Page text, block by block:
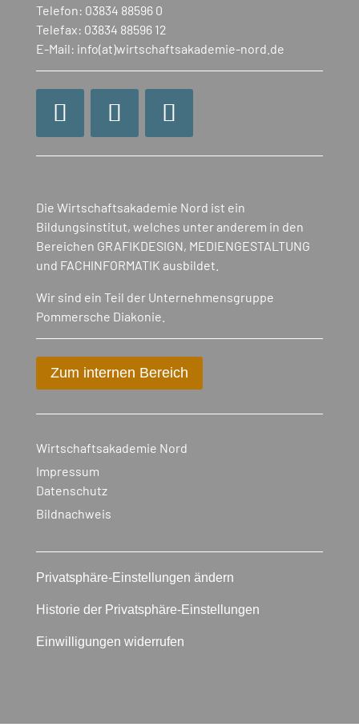
Telefon: 03834 88596 0
Telefax: 03834 88596 12
E-Mail: info(at)wirtschaftsakademie-nord.de
Die Wirtschaftsakademie Nord ist ein
Bildungsinstitut, welches unter anderem in den
Bereichen GRAFIKDESIGN, MEDIENGESTALTUNG
und FACHINFORMATIK ausbildet.
Wir sind ein Teil der Unternehmensgruppe
Pommersche Diakonie.
Zum internen Bereich
Wirtschaftsakademie Nord
Impressum
Datenschutz
Bildnachweis
Privatsphäre-Einstellungen ändern
Historie der Privatsphäre-Einstellungen
Einwilligungen widerrufen